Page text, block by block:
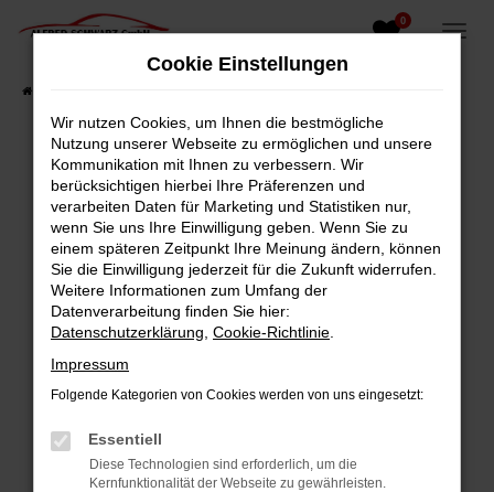
Zum
0
Fehler: Network Error
Beim Laden ist ein Fehler aufgetreten.
Hier sind ein paar Tipps, die dir helfen können:
Überprüfe deine Firewall und deine
Internetverbindung.
Laden andere Webseiten, zum Beispiel deine
Suchmaschine?
Prüfe deine Browsererweiterungen.
Manche Erweiterungen, wie Werbeblocker,
können das Laden bestimmter Seiten
verhindern. Funktioniert die Seite in einem
Cookie Einstellungen
Wir nutzen Cookies, um Ihnen die bestmögliche
Nutzung unserer Webseite zu ermöglichen und unsere
Kommunikation mit Ihnen zu verbessern. Wir
berücksichtigen hierbei Ihre Präferenzen und
verarbeiten Daten für Marketing und Statistiken nur,
wenn Sie uns Ihre Einwilligung geben. Wenn Sie zu
einem späteren Zeitpunkt Ihre Meinung ändern, können
Sie die Einwilligung jederzeit für die Zukunft widerrufen.
Weitere Informationen zum Umfang der
Datenverarbeitung finden Sie hier:
Datenschutzerklärung Cookie-Richtlinie
Impressum
Folgende Kategorien von Cookies werden von uns eingesetzt:
Essentiell
Diese Technologien sind erforderlich, um die
Kernfunktionalität der Webseite zu gewährleisten.